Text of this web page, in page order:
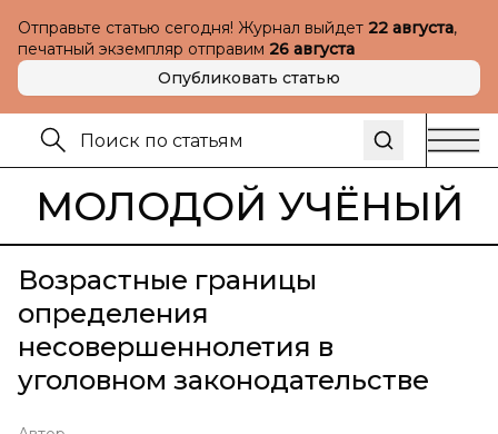
Отправьте статью сегодня! Журнал выйдет 22 августа,
печатный экземпляр отправим 26 августа
Опубликовать статью
МОЛОДОЙ УЧЁНЫЙ
Возрастные границы
определения
несовершеннолетия в
уголовном законодательстве